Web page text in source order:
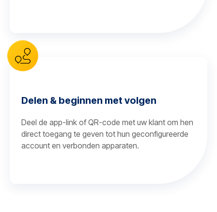
Delen & beginnen met volgen
Deel de app-link of QR-code met uw klant om hen
direct toegang te geven tot hun geconfigureerde
account en verbonden apparaten.